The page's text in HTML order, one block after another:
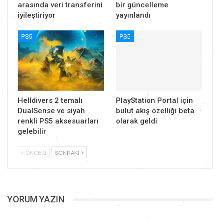
arasında veri transferini
iyileştiriyor
bir güncelleme
yayınlandı
PS5
Helldivers 2 temalı
DualSense ve siyah
renkli PS5 aksesuarları
gelebilir
PS5
PlayStation Portal için
bulut akış özelliği beta
olarak geldi
ÖNCEKI SONRAKI
YORUM YAZIN